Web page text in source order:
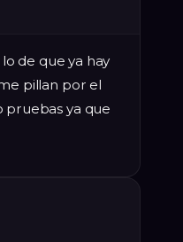
de que ya hay
pillan por el
pruebas ya que